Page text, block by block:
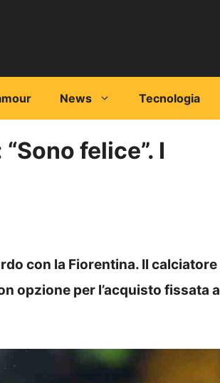
News Tecnologia
felice”. I
con la Fiorentina. Il calciatore
opzione per l’acquisto fissata a